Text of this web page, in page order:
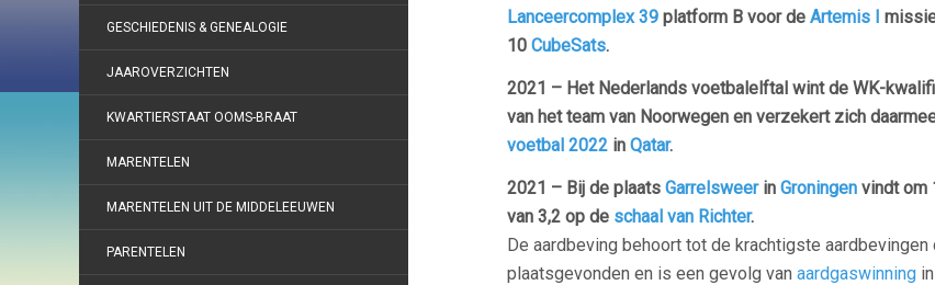
GESCHIEDENIS & GENEALOGIE
JAAROVERZICHTEN
KWARTIERSTAAT OOMS-BRAAT
MARENTELEN
MARENTELEN UIT DE MIDDELEEUWEN
PARENTELEN
Lanceercomplex 39 platform B voor de Artemis I
10 CubeSats.
2021 – Het Nederlands voetbalelftal wint de WK-
van het team van Noorwegen en verzekert zich
voetbal 2022 in Qatar.
2021 – Bij de plaats Garrelsweerin Groningen vindt om
van 3,2 op de schaal van Richter.
De aardbeving behoort tot de krachtigste aardbevingen
plaatsgevonden en is een gevolg van aardgaswinning